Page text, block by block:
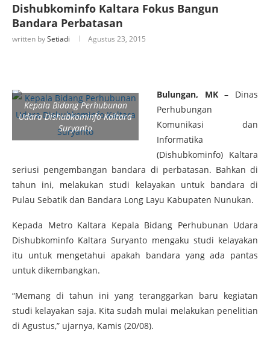
Dishubkominfo Kaltara Fokus Bangun
Bandara Perbatasan
written bySetiadi Agustus 23, 2015
Kepala Bidang Perhubunan
Udara Dishubkominfo Kaltara
Suryanto
Bulungan, MK– Dinas
Perhubungan
Komunikasi dan
Informatika
(Dishubkominfo) Kaltara
seriusi pengembangan bandara di perbatasan. Bahkan di
tahun ini, melakukan studi kelayakan untuk bandara di
Pulau Sebatik dan Bandara Long Layu Kabupaten Nunukan.
Kepada Metro Kaltara Kepala Bidang Perhubunan Udara
Dishubkominfo Kaltara Suryanto mengaku studi kelayakan
itu untuk mengetahui apakah bandara yang ada pantas
untuk dikembangkan.
“Memang di tahun ini yang teranggarkan baru kegiatan
studi kelayakan saja. Kita sudah mulai melakukan penelitian
di Agustus,” ujarnya, Kamis (20/08).